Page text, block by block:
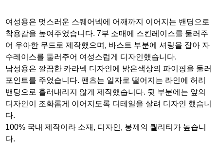
여성용은 멋스러운 스퀘어넥에 어깨까지 이어지는 밴딩으로
착용감을 높여주었습니다. 7부 소매에 스킨레이스를 둘러주
어 우아한 무드로 제작했으며, 바스트 부분에 셔링을 잡아 자
수레이스를 둘러주어 여성스럽게 디자인했습니다.
남성용은 깔끔한 카라넥 디자인에 밝은색상의 파이핑을 둘러
포인트를 주었습니다. 팬츠는 일자로 떨어지는 라인에 허리
밴딩으로 흘러내리지 않게 제작했습니다. 뒷 부분에는 앞의
디자인이 조화롭게 이어지도록 디테일을 살려 디자인 했습니
다.
100% 국내 제작이라 소재, 디자인, 봉제의 퀄리티가 높습니
다.